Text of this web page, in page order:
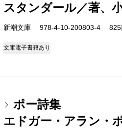
スタンダール／著、
新潮文庫 978-4-10-200803-4
文庫電子書籍あり
ポー詩集
エドガー・アラン・